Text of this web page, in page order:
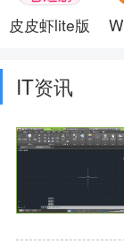
皮皮虾lite版
IT资讯